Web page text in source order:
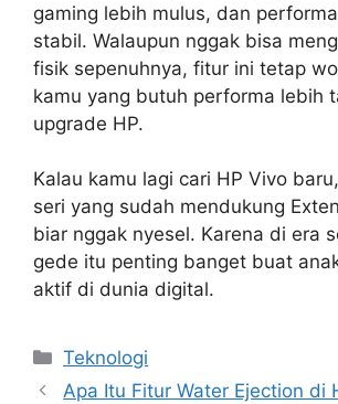
gaming lebih mulus, dan
stabil. Walaupun nggak bisa
fisik sepenuhnya, fitur ini tetap
kamu yang butuh performa lebih
upgrade HP.
Kalau kamu lagi cari HP Vivo
seri yang sudah mendukung
biar nggak nyesel. Karena di era
gede itu penting banget buat
aktif di dunia digital.
Categories
Teknologi
Apa Itu Fitur Water Ejection di